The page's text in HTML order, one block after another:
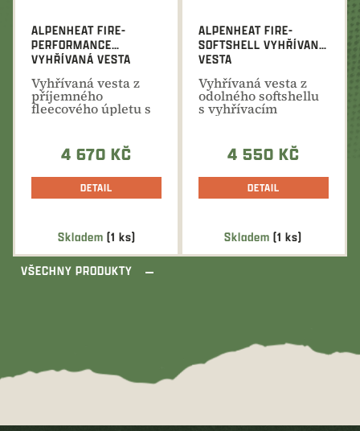
Skladem (1 ks)
ALPENHEAT FIRE-
PERFORMANCE
VYHŘÍVANÁ VESTA
Vyhřívaná vesta z
příjemného
fleecového úpletu s
4 670 KČ
DETAIL
Skladem(1 ks)
ALPENHEAT FIRE-
SOFTSHELL VYHŘÍVANÁ
VESTA
Vyhřívaná vesta z
odolného softshellu
s vyhřívacím
systémem v oblasti
4 550 KČ
DETAIL
VŠECHNY PRODUKTY